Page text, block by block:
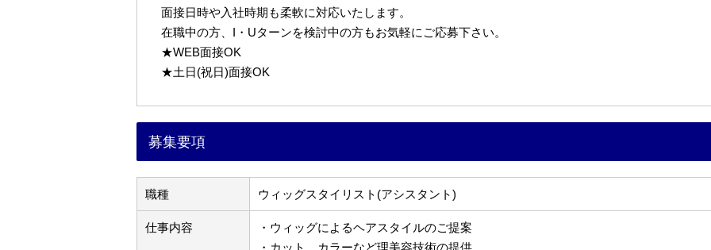
面接日時や入社時期も柔軟に対応いたします。
在職中の方、I・Uターンを検討中の方もお気軽にご応募下さい。
★WEB面接OK
★土日(祝日)面接OK
募集要項
職種 ウィッグスタイリスト(アシスタント)
仕事内容
・ウィッグによるヘアスタイルのご提案
・カット、カラーなど理美容技術の提供